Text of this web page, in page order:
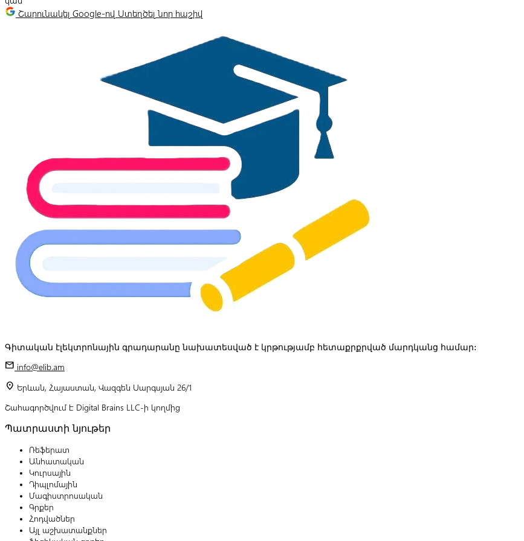
Շարունակել Google-ով Ստեղծել նոր հաշիվ
Գիտական էլեկտրոնային գրադարանը նախատեսված է կրթությամբ հետաքրքրված մարդկանց համար:
mail info@elib.am
location_on Երևան, Հայաստան, Վազգեն Սարգսյան 26/1
Շահագործվում է Digital Brains LLC-ի կողմից
Պատրաստի նյութեր
Ռեֆերատ
Անհատական
Կուրսային
Դիպլոմային
Մագիստրոսական
Գրքեր
Հոդվածներ
Այլ աշխատանքներ